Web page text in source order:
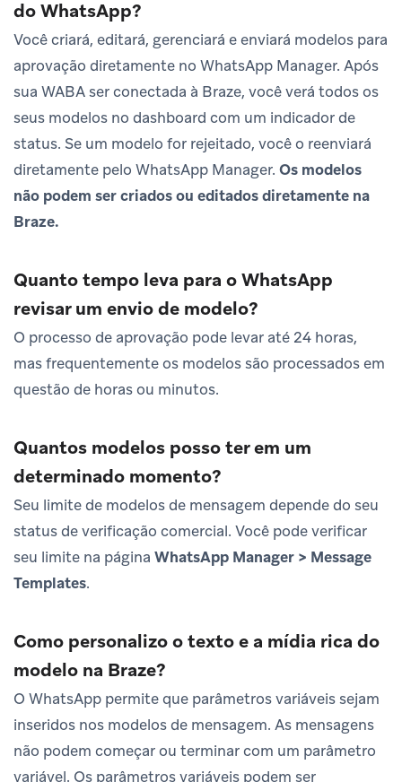
do WhatsApp?
Você criará, editará, gerenciará e enviará modelos para
aprovação diretamente no WhatsApp Manager. Após
sua WABA ser conectada à Braze, você verá todos os
seus modelos no dashboard com um indicador de
status. Se um modelo for rejeitado, você o reenviará
diretamente pelo WhatsApp Manager. Os modelos
não podem ser criados ou editados diretamente na
Braze.
Quanto tempo leva para o WhatsApp
revisar um envio de modelo?
O processo de aprovação pode levar até 24 horas,
mas frequentemente os modelos são processados em
questão de horas ou minutos.
Quantos modelos posso ter em um
determinado momento?
Seu limite de modelos de mensagem depende do seu
status de verificação comercial. Você pode verificar
seu limite na página WhatsApp Manager > Message
Templates.
Como personalizo o texto e a mídia rica do
modelo na Braze?
O WhatsApp permite que parâmetros variáveis sejam
inseridos nos modelos de mensagem. As mensagens
não podem começar ou terminar com um parâmetro
variável. Os parâmetros variáveis podem ser